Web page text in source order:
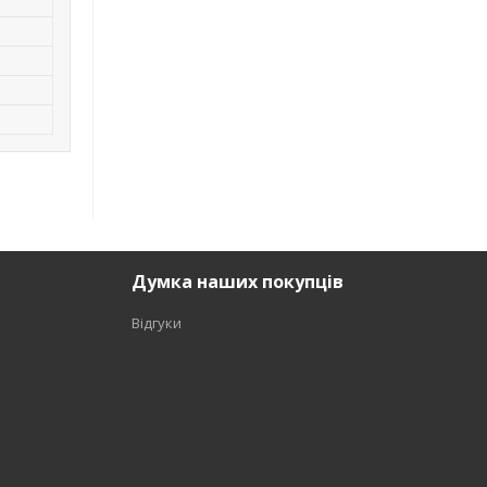
Думка наших покупців
Відгуки